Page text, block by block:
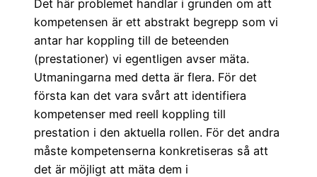
Det här problemet handlar i grunden om att
kompetensen är ett abstrakt begrepp som vi
antar har koppling till de beteenden
(prestationer) vi egentligen avser mäta.
Utmaningarna med detta är flera. För det
första kan det vara svårt att identifiera
kompetenser med reell koppling till
prestation i den aktuella rollen. För det andra
måste kompetenserna konkretiseras så att
det är möjligt att mäta dem i